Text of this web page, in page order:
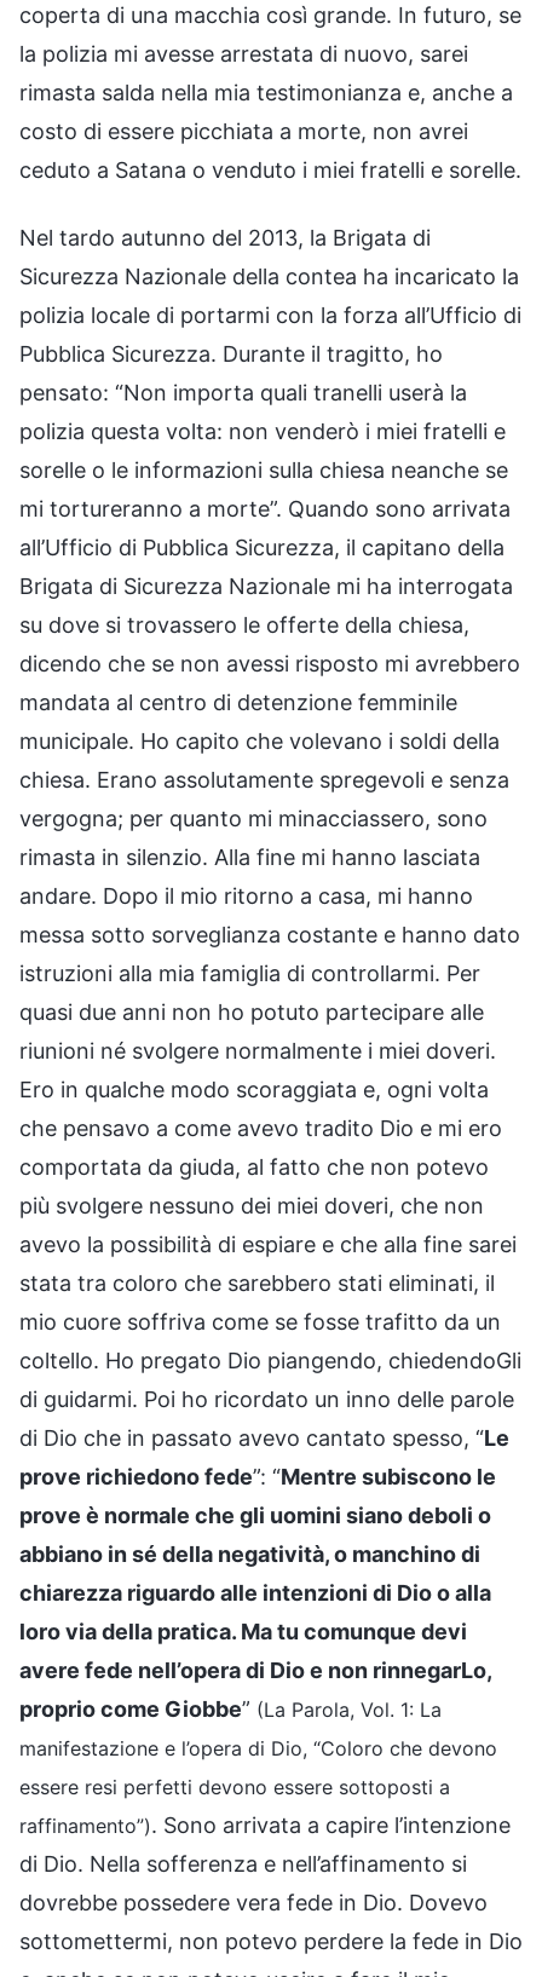
coperta di una macchia così grande. In futuro, se
la polizia mi avesse arrestata di nuovo, sarei
rimasta salda nella mia testimonianza e, anche a
costo di essere picchiata a morte, non avrei
ceduto a Satana o venduto i miei fratelli e sorelle.
Nel tardo autunno del 2013, la Brigata di
Sicurezza Nazionale della contea ha incaricato la
polizia locale di portarmi con la forza all’Ufficio di
Pubblica Sicurezza. Durante il tragitto, ho
pensato: “Non importa quali tranelli userà la
polizia questa volta: non venderò i miei fratelli e
sorelle o le informazioni sulla chiesa neanche se
mi tortureranno a morte”. Quando sono arrivata
all’Ufficio di Pubblica Sicurezza, il capitano della
Brigata di Sicurezza Nazionale mi ha interrogata
su dove si trovassero le offerte della chiesa,
dicendo che se non avessi risposto mi avrebbero
mandata al centro di detenzione femminile
municipale. Ho capito che volevano i soldi della
chiesa. Erano assolutamente spregevoli e senza
vergogna; per quanto mi minacciassero, sono
rimasta in silenzio. Alla fine mi hanno lasciata
andare. Dopo il mio ritorno a casa, mi hanno
messa sotto sorveglianza costante e hanno dato
istruzioni alla mia famiglia di controllarmi. Per
quasi due anni non ho potuto partecipare alle
riunioni né svolgere normalmente i miei doveri.
Ero in qualche modo scoraggiata e, ogni volta
che pensavo a come avevo tradito Dio e mi ero
comportata da giuda, al fatto che non potevo
più svolgere nessuno dei miei doveri, che non
avevo la possibilità di espiare e che alla fine sarei
stata tra coloro che sarebbero stati eliminati, il
mio cuore soffriva come se fosse trafitto da un
coltello. Ho pregato Dio piangendo, chiedendoGli
di guidarmi. Poi ho ricordato un inno delle parole
di Dio che in passato avevo cantato spesso, “Le
prove richiedono fede”: “Mentre subiscono le
prove è normale che gli uomini siano deboli o
abbiano in sé della negatività, o manchino di
chiarezza riguardo alle intenzioni di Dio o alla
loro via della pratica. Ma tu comunque devi
avere fede nell’opera di Dio e non rinnegarLo,
proprio come Giobbe” (La Parola, Vol. 1: La
manifestazione e l’opera di Dio, “Coloro che devono
essere resi perfetti devono essere sottoposti a
raffinamento”). Sono arrivata a capire l’intenzione
di Dio. Nella sofferenza e nell’affinamento si
dovrebbe possedere vera fede in Dio. Dovevo
sottomettermi, non potevo perdere la fede in Dio